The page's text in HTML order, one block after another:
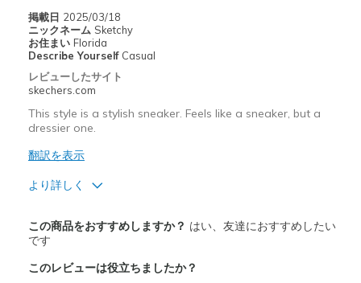
Sizing
View On Shoes
I'm Into Shoes
掲載日 2025/03/18
ニックネーム Sketchy
お住まい Florida
Describe Yourself Casual
レビューしたサイト
skechers.com
This style is a stylish sneaker. Feels like a sneaker, but a
dressier one.
翻訳を表示
より詳しく
Attractive Design
Comfortable
この商品をおすすめしますか？ はい、友達におすすめしたい
です
このレビューは役立ちましたか？